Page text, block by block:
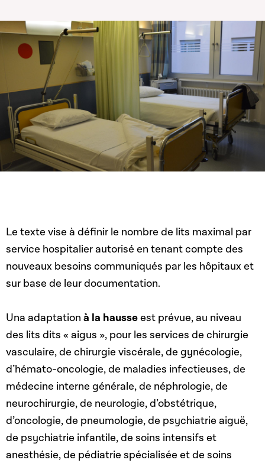
Le texte vise à définir le nombre de lits maximal par
service hospitalier autorisé en tenant compte des
nouveaux besoins communiqués par les hôpitaux et
sur base de leur documentation.
Una adaptation à la hausseest prévue, au niveau
des lits dits « aigus », pour les services de chirurgie
vasculaire, de chirurgie viscérale, de gynécologie,
d’hémato-oncologie, de maladies infectieuses, de
médecine interne générale, de néphrologie, de
neurochirurgie, de neurologie, d’obstétrique,
d’oncologie, de pneumologie, de psychiatrie aiguë,
de psychiatrie infantile, de soins intensifs et
anesthésie, de pédiatrie spécialisée et de soins